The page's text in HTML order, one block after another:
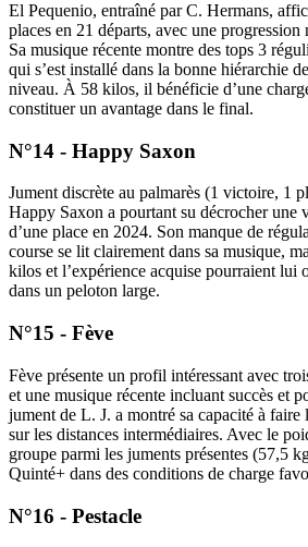
El Pequenio, entraîné par C. Hermans,
places en 21 départs, avec une
Sa musique récente montre des tops 3
qui s’est installé dans la bonne hiérarchie
niveau. À 58 kilos, il bénéficie d’une
constituer un avantage dans le final.
N°14 - Happy Saxon
Jument discrète au palmarès (1 victoire, 1
Happy Saxon a pourtant su décrocher une
d’une place en 2024. Son manque de
course se lit clairement dans sa musique,
kilos et l’expérience acquise pourraient lui
dans un peloton large.
N°15 - Fève
Fève présente un profil intéressant avec
et une musique récente incluant succès et
jument de L. J. a montré sa capacité à
sur les distances intermédiaires. Avec le
groupe parmi les juments présentes (57,5
Quinté+ dans des conditions de charge
N°16 - Pestacle